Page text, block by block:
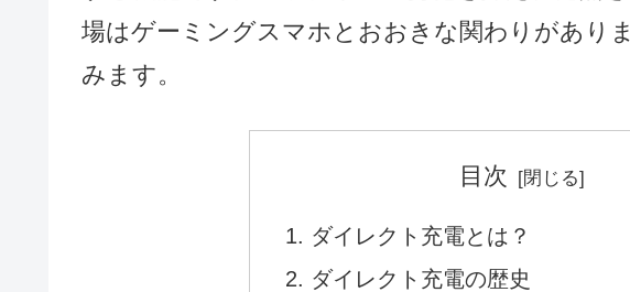
場はゲーミングスマホとおおきな関わりがあり
みます。
目次
ダイレクト充電とは？
ダイレクト充電の歴史